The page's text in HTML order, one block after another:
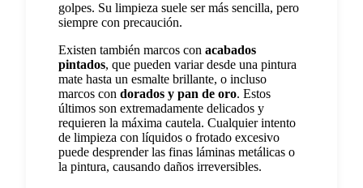
golpes. Su limpieza suele ser más sencilla, pero
siempre con precaución.
Existen también marcos con acabados
pintados, que pueden variar desde una pintura
mate hasta un esmalte brillante, o incluso
marcos con dorados y pan de oro. Estos
últimos son extremadamente delicados y
requieren la máxima cautela. Cualquier intento
de limpieza con líquidos o frotado excesivo
puede desprender las finas láminas metálicas o
la pintura, causando daños irreversibles.